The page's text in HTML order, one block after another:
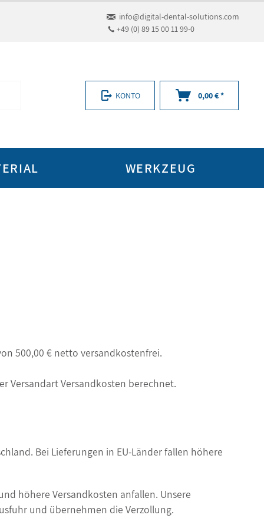
info@digital-dental-solutions.com
+49 (0) 89 15 00 11 99-0
KONTO 0,00 € *
WERKZEUG
500,00 € netto versandkostenfrei.
Versandart Versandkosten berechnet.
Bei Lieferungen in EU-Länder fallen höhere
höhere Versandkosten anfallen. Unsere
und übernehmen die Verzollung.